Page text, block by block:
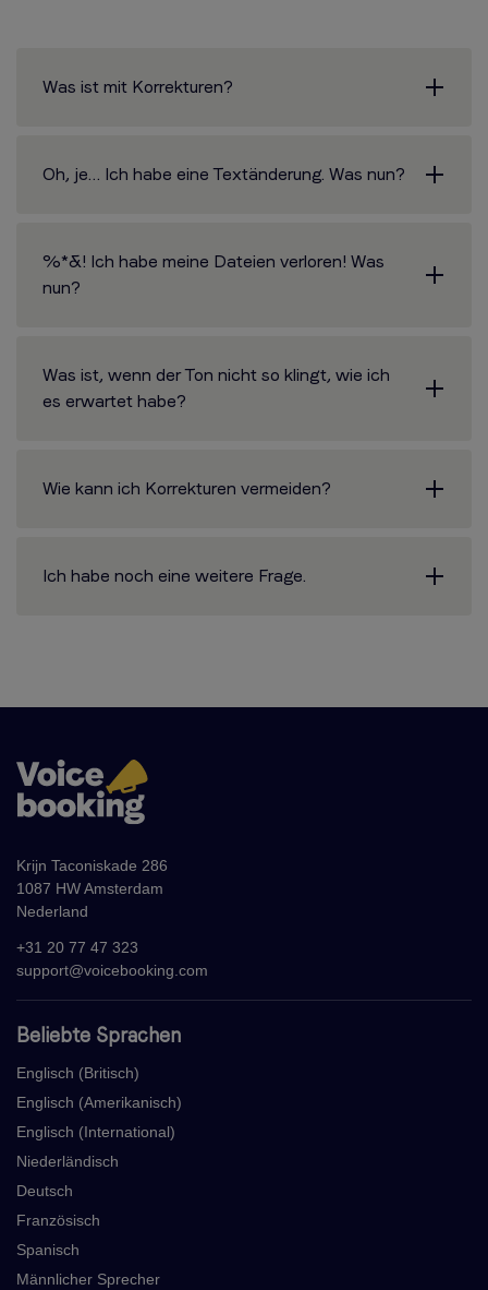
Was ist mit Korrekturen?
Oh, je… Ich habe eine Textänderung. Was nun?
%*&! Ich habe meine Dateien verloren! Was
nun?
Was ist, wenn der Ton nicht so klingt, wie ich
es erwartet habe?
Wie kann ich Korrekturen vermeiden?
Ich habe noch eine weitere Frage.
Beliebte Sprachen
Englisch (Britisch)
Englisch (Amerikanisch)
Englisch (International)
Niederländisch
Deutsch
Französisch
Spanisch
Männlicher Sprecher
Krijn Taconiskade 286
1087 HW Amsterdam
Nederland
+31 20 77 47 323
support@voicebooking.com